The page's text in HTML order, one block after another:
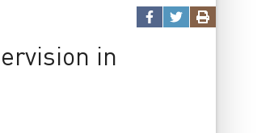
in